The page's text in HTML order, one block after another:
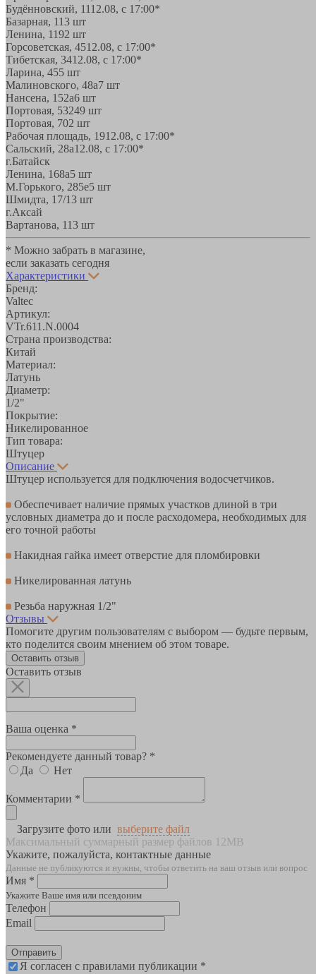
Будённовский, 1112.08, с 17:00*
Базарная, 113 шт
Ленина, 1192 шт
Горсоветская, 4512.08, с 17:00*
Тибетская, 3412.08, с 17:00*
Ларина, 455 шт
Малиновского, 48а7 шт
Нансена, 152а6 шт
Портовая, 53249 шт
Портовая, 702 шт
Рабочая площадь, 1912.08, с 17:00*
Сальский, 28a12.08, с 17:00*
г.Батайск
Ленина, 168а5 шт
М.Горького, 285е5 шт
Шмидта, 17/13 шт
г.Аксай
Вартанова, 113 шт
* Можно забрать в магазине,
если заказать сегодня
Характеристики
Бренд:
Valtec
Артикул:
VTr.611.N.0004
Страна производства:
Китай
Материал:
Латунь
Диаметр:
1/2"
Покрытие:
Никелированное
Тип товара:
Штуцер
Описание
Штуцер используется для подключения водосчетчиков.
Обеспечивает наличие прямых участков длиной в три
условных диаметра до и после расходомера, необходимых для
его точной работы
Накидная гайка имеет отверстие для пломбировки
Никелированная латунь
Резьба наружная 1/2"
Отзывы
Помогите другим пользователям с выбором — будьте первым,
кто поделится своим мнением об этом товаре.
Оставить отзыв
Оставить отзыв
Ваша оценка *
Рекомендуете данный товар? *
Да
Нет
Комментарии *
Загрузите фото или выберите файл
Максимальный суммарный размер файлов 12MB
Укажите, пожалуйста, контактные данные
Данные не публикуются и нужны, чтобы ответить на ваш отзыв или вопрос
Имя *
Укажите Ваше имя или псевдоним
Телефон
Email
Отправить
Я согласен с правилами публикации *